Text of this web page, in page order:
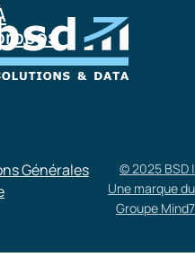
propos
Générales
© 2025 BSD |
Une marque du
Groupe Mind7